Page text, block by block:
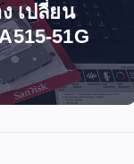
ติด
August